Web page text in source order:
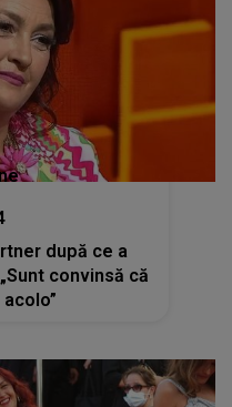
după ce a
convinsă că